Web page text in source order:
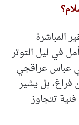
المباشرة
في ليل التوتر
عباس عراقجي
فراغ، بل يشير
تتجاوز